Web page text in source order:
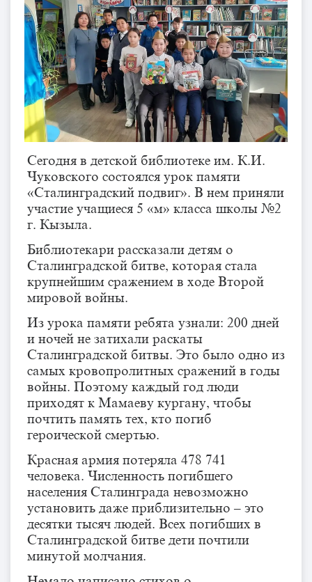
Сегодня в детской библиотеке им. К.И.
Чуковского состоялся урок памяти
«Сталинградский подвиг». В нем приняли
участие учащиеся 5 «м» класса школы №2
г. Кызыла.
Библиотекари рассказали детям о
Сталинградской битве, которая стала
крупнейшим сражением в ходе Второй
мировой войны.
Из урока памяти ребята узнали: 200 дней
и ночей не затихали раскаты
Сталинградской битвы. Это было одно из
самых кровопролитных сражений в годы
войны. Поэтому каждый год люди
приходят к Мамаеву кургану, чтобы
почтить память тех, кто погиб
героической смертью.
Красная армия потеряла 478 741
человека. Численность погибшего
населения Сталинграда невозможно
установить даже приблизительно – это
десятки тысяч людей. Всех погибших в
Сталинградской битве дети почтили
минутой молчания.